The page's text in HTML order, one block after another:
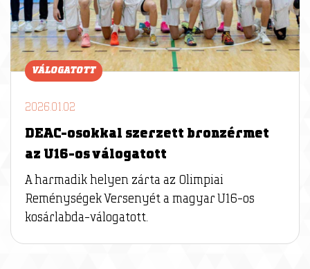
VÁLOGATOTT
2026.01.02
DEAC-osokkal szerzett bronzérmet
az U16-os válogatott
A harmadik helyen zárta az Olimpiai
Reménységek Versenyét a magyar U16-os
kosárlabda-válogatott.